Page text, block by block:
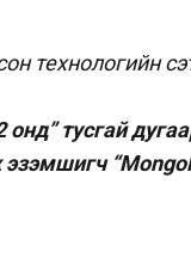
технологийн
тусгай